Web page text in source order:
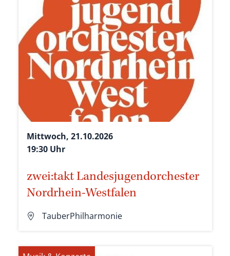
Mittwoch, 21.10.2026
19:30 Uhr
zwei:takt Landesjugendorchester
Nordrhein-Westfalen
TauberPhilharmonie